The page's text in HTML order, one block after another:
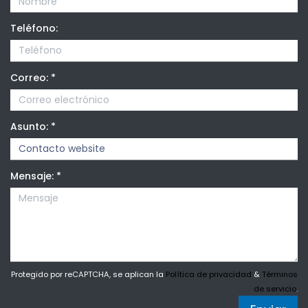
Teléfono:
Correo: *
Asunto: *
Mensaje: *
Protegido por reCAPTCHA, se aplican la Política de privacidad & Términos
de servicio.